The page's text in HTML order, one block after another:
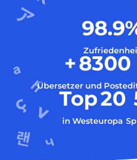
98.9
+8300
Übersetzer und
Top20
in Westeuropa